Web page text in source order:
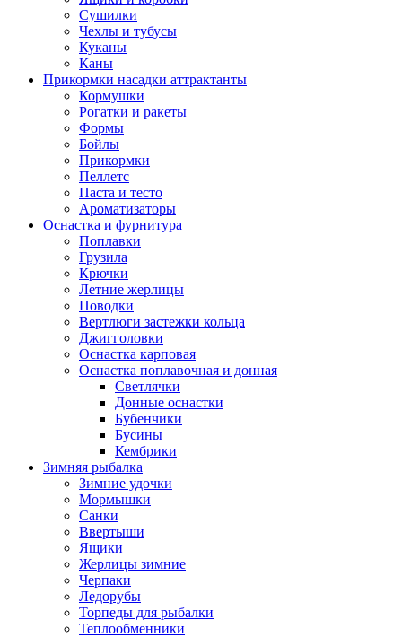
Сушилки
Чехлы и тубусы
Куканы
Каны
Прикормки насадки аттрактанты
Кормушки
Рогатки и ракеты
Формы
Бойлы
Прикормки
Пеллетс
Паста и тесто
Ароматизаторы
Оснастка и фурнитура
Поплавки
Грузила
Крючки
Летние жерлицы
Поводки
Вертлюги застежки кольца
Джигголовки
Оснастка карповая
Оснастка поплавочная и донная
Светлячки
Донные оснастки
Бубенчики
Бусины
Кембрики
Зимняя рыбалка
Зимние удочки
Мормышки
Санки
Ввертыши
Ящики
Жерлицы зимние
Черпаки
Ледорубы
Торпеды для рыбалки
Теплообменники